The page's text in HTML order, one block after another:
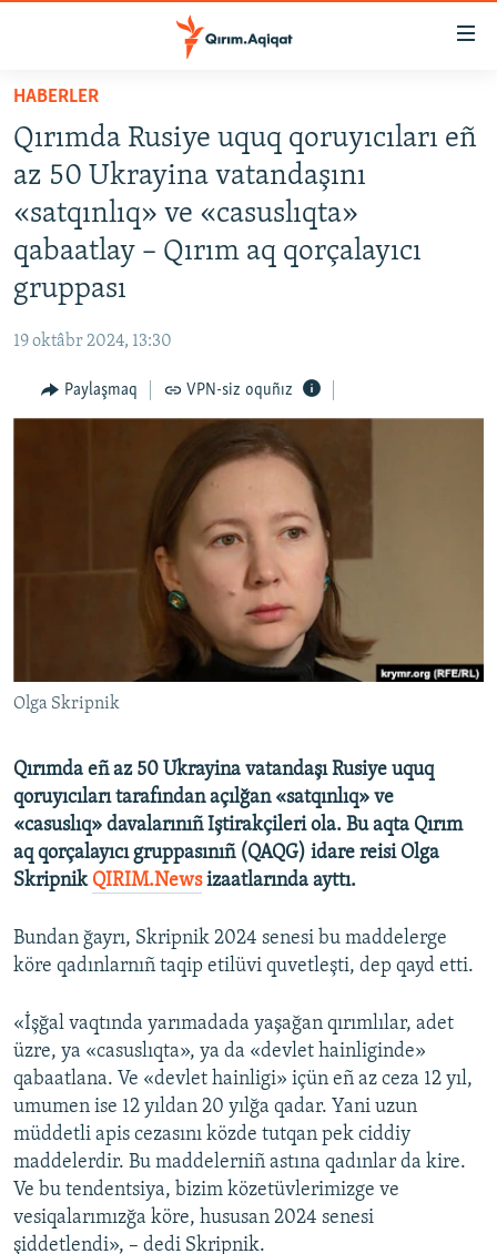
Esas
qaytmaq
Baş
navigatsiyağa
qaytmaq
Qıdıruvğa
qaytmaq
HABERLER
SİYASET
İQTİSADİYAT
CEMİYET
MEDENİYET
SÜRET
Українською
HABERLER
Qırımda Rusiye uquq qoruyıcıları eñ
az 50 Ukrayina vatandaşını
«satqınlıq» ve «casuslıqta»
qabaatlay – Qırım aq qorçalayıcı
gruppası
19 oktâbr 2024, 13:30
Paylaşmaq VPN-siz oquñız
Olga Skripnik
Qırımda eñ az 50 Ukrayina vatandaşı Rusiye uquq
qoruyıcıları tarafından açılğan «satqınlıq» ve
«casuslıq» davalarınıñ Iştirakçileri ola. Bu aqta Qırım
aq qorçalayıcı gruppasınıñ (QAQG) idare reisi Olga
Skripnik QIRIM.Newsizaatlarında ayttı.
Bundan ğayrı, Skripnik 2024 senesi bu maddelerge
köre qadınlarnıñ taqip etilüvi quvetleşti, dep qayd etti.
«İşğal vaqtında yarımadada yaşağan qırımlılar, adet
üzre, ya «casuslıqta», ya da «devlet hainliginde»
qabaatlana. Ve «devlet hainligi» içün eñ az ceza 12 yıl,
umumen ise 12 yıldan 20 yılğa qadar. Yani uzun
müddetli apis cezasını közde tutqan pek ciddiy
maddelerdir. Bu maddelerniñ astına qadınlar da kire.
Ve bu tendentsiya, bizim közetüvlerimizge ve
vesiqalarımızğa köre, hususan 2024 senesi
şiddetlendi», – dedi Skripnik.